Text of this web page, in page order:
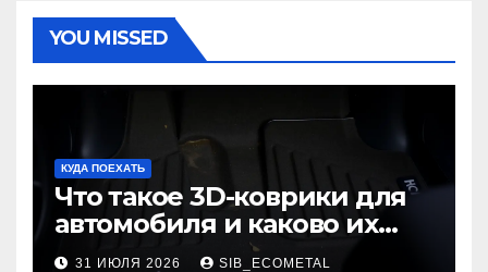
YOU MISSED
КУДА ПОЕХАТЬ
Что такое 3D-коврики для
автомобиля и каково их
основное назначение
31 ИЮЛЯ 2026 SIB_ECOMETAL